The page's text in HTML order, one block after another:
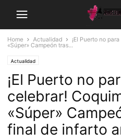
Home Actualidad
¡El Puerto no
«Súper» Campeón tras...
Actualidad
¡El Puerto no
celebrar!
«Súper»
final de infarto